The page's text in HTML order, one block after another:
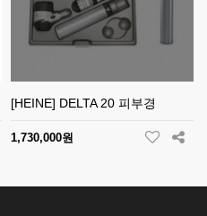
[HEINE] DELTA 20 피부경
1,730,000원